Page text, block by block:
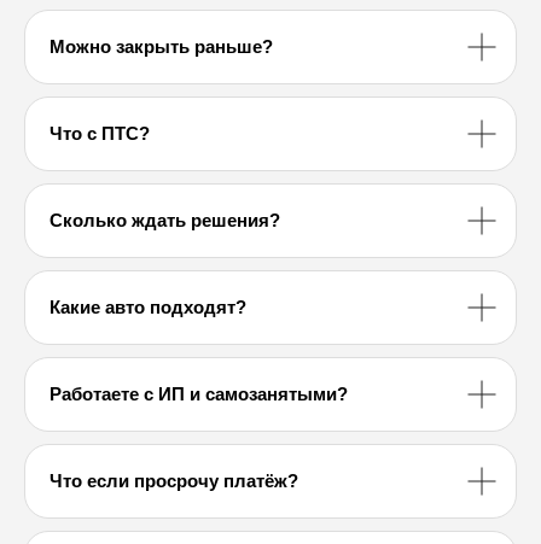
Можно закрыть раньше?
Что с ПТС?
Сколько ждать решения?
Какие авто подходят?
Работаете с ИП и самозанятыми?
Что если просрочу платёж?